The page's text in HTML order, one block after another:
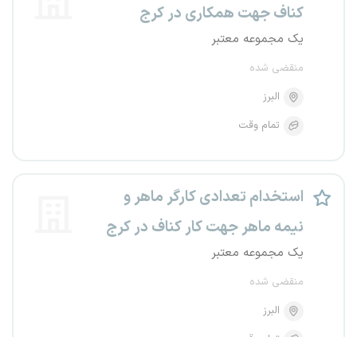
کناف جهت همکاری در کرج
یک مجموعه معتبر
منقضی شده
البرز
تمام وقت
استخدام تعدادی کارگر ماهر و
نیمه ماهر جهت کار کناف در کرج
یک مجموعه معتبر
منقضی شده
البرز